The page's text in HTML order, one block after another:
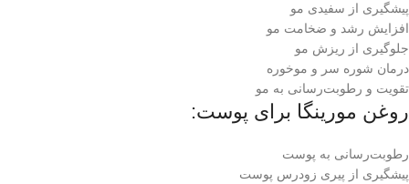
پیشگیری از سفیدی مو
افزایش رشد و ضخامت مو
جلوگیری از ریزش مو
درمان شوره سر و موخوره
تقویت و رطوبت‌رسانی به مو
روغن مورینگا برای پوست:
رطوبت‌رسانی به پوست
پیشگیری از پیری زودرس پوست